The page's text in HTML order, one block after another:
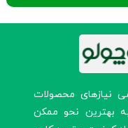
نیازهای محصولات
بهترین نحو ممکن